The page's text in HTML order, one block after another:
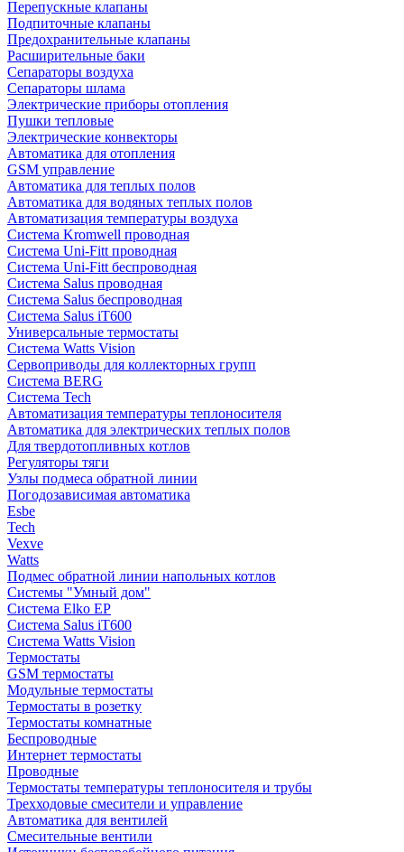
Перепускные клапаны
Подпиточные клапаны
Предохранительные клапаны
Расширительные баки
Сепараторы воздуха
Сепараторы шлама
Электрические приборы отопления
Пушки тепловые
Электрические конвекторы
Автоматика для отопления
GSM управление
Автоматика для теплых полов
Автоматика для водяных теплых полов
Автоматизация температуры воздуха
Система Kromwell проводная
Система Uni-Fitt проводная
Система Uni-Fitt беспроводная
Система Salus проводная
Система Salus беспроводная
Система Salus iT600
Универсальные термостаты
Система Watts Vision
Сервоприводы для коллекторных групп
Система BERG
Система Tech
Автоматизация температуры теплоносителя
Автоматика для электрических теплых полов
Для твердотопливных котлов
Регуляторы тяги
Узлы подмеса обратной линии
Погодозависимая автоматика
Esbe
Tech
Vexve
Watts
Подмес обратной линии напольных котлов
Системы "Умный дом"
Система Elko EP
Система Salus iT600
Система Watts Vision
Термостаты
GSM термостаты
Модульные термостаты
Термостаты в розетку
Термостаты комнатные
Беспроводные
Интернет термостаты
Проводные
Термостаты температуры теплоносителя и трубы
Трехходовые смесители и управление
Автоматика для вентилей
Смесительные вентили